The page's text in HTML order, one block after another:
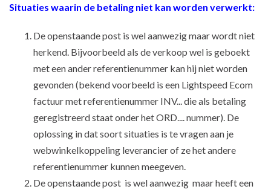
Situaties waarin de betaling niet kan worden verwerkt:
De openstaande post is wel aanwezig maar wordt niet
herkend. Bijvoorbeeld als de verkoop wel is geboekt
met een ander referentienummer kan hij niet worden
gevonden (bekend voorbeeld is een Lightspeed Ecom
factuur met referentienummer INV... die als betaling
geregistreerd staat onder het ORD.... nummer). De
oplossing in dat soort situaties is te vragen aan je
webwinkelkoppeling leverancier of ze het andere
referentienummer kunnen meegeven.
De openstaande post is wel aanwezig maar heeft een